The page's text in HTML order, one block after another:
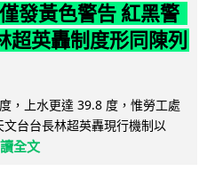
發黃色警告 紅黑警
超英轟制度形同陳列
，上水更達 39.8 度，惟勞工處
台台長林超英轟現行機制以
全文